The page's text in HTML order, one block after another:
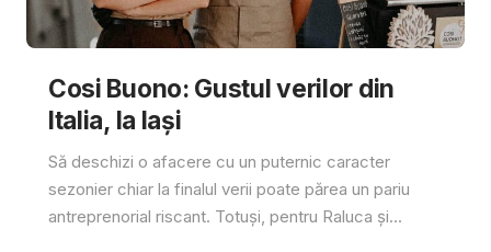
Cosi Buono: Gustul verilor din
Italia, la Iași
Să deschizi o afacere cu un puternic caracter
sezonier chiar la finalul verii poate părea un pariu
antreprenorial riscant. Totuși, pentru Raluca și...